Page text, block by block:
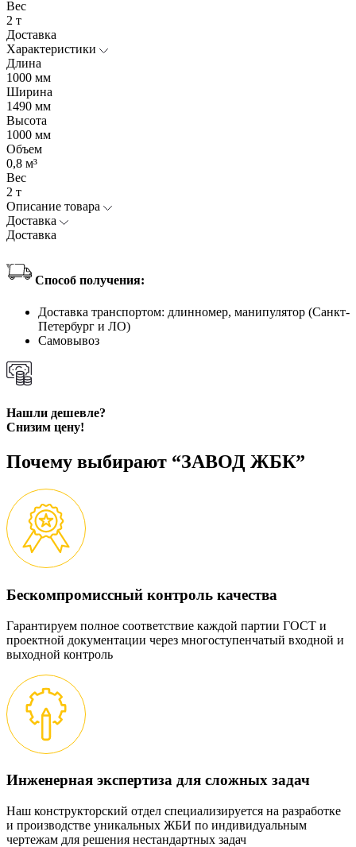
Вес
2 т
Доставка
Характеристики
Длина
1000 мм
Ширина
1490 мм
Высота
1000 мм
Объем
0,8 м³
Вес
2 т
Описание товара
Доставка
Доставка
Способ получения:
Доставка транспортом: длинномер, манипулятор (Санкт-
Петербург и ЛО)
Самовывоз
Нашли дешевле?
Снизим цену!
Почему выбирают “ЗАВОД ЖБК”
Бескомпромиссный контроль качества
Гарантируем полное соответствие каждой партии ГОСТ и
проектной документации через многоступенчатый входной и
выходной контроль
Инженерная экспертиза для сложных задач
Наш конструкторский отдел специализируется на разработке
и производстве уникальных ЖБИ по индивидуальным
чертежам для решения нестандартных задач